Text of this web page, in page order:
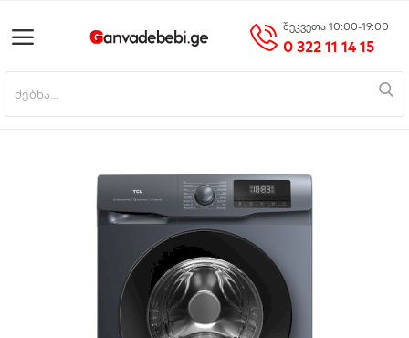
შეკვეთა 10:00-19:00
0 322 11 14 15
მობილურები
საოჯახო ტექნიკა
ციფრული ტექნიკა